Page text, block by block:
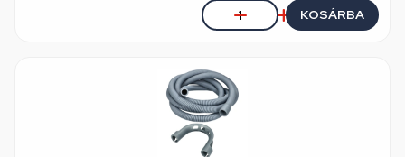
KOSÁRBA